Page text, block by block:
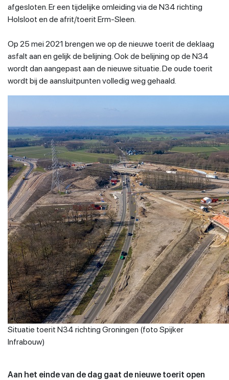
afgesloten. Er een tijdelijke omleiding via de N34 richting
Holsloot en de afrit/toerit Erm-Sleen.
Op 25 mei 2021 brengen we op de nieuwe toerit de deklaag
asfalt aan en gelijk de belijning. Ook de belijning op de N34
wordt dan aangepast aan de nieuwe situatie. De oude toerit
wordt bij de aansluitpunten volledig weg gehaald.
Situatie toerit N34 richting Groningen (foto Spijker
Infrabouw)
Aan het einde van de dag gaat de nieuwe toerit open